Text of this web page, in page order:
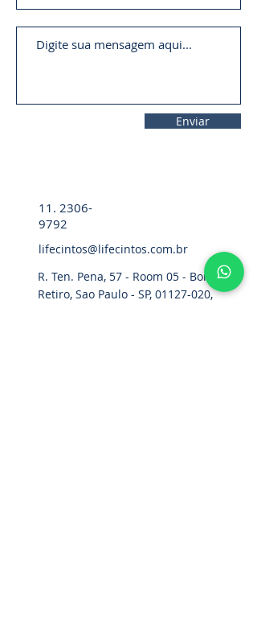
Enviar
11. 2306-
9792
lifecintos@lifecintos.com.br
R. Ten. Pena, 57 - Room 05 - Bom
Retiro, Sao Paulo - SP, 01127-020,